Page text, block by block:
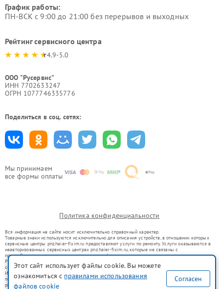
Мы принимаем
все формы оплаты
График работы:
ПН-ВСК с 9:00 до 21:00 без перерывов и выходных
Рейтинг сервисного центра
4.9-5.0
ООО "Русервис"
ИНН 7702633247
ОГРН 1077746335776
Поделиться в соц. сетях:
Политика конфиденциальности
Вся информация на сайте носит исключительно справочный характер.
Товарные знаки используются исключительно для описания устройств, в отношении которых
сервисные центры pnz.haier-fixim.ru предоставляют услуги по ремонту. Услуги оказываются в
неавторизованных сервисных центрах pnz.haier-fixim.ru, которые не связаны с
правообладателями товарных знаков или их официальными представителями.
Ремонт осуществляется для устройств, уже введенных в гражданский оборот в соответствии
со статьей 1487 ГК РФ.
Использование товарных знаков не преследует цели индивидуализации услуг или введения
потребителей в заблуждение, а служит для информирования о предоставляемых услугах по
ремонту техники указанных брендов.
Этот сайт использует файлы cookie. Вы можете
ознакомиться с правилами использования
файлов cookie
Согласен